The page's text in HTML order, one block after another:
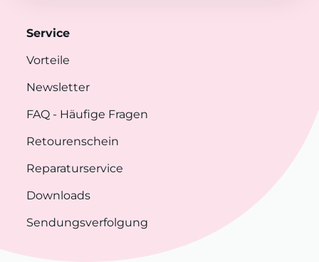
Service
Vorteile
Newsletter
FAQ - Häufige Fragen
Retourenschein
Reparaturservice
Downloads
Sendungsverfolgung